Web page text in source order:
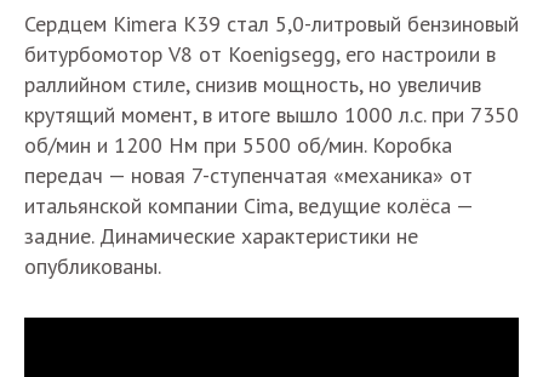
Сердцем Kimera K39 стал 5,0-литровый бензиновый
битурбомотор V8 от Koenigsegg, его настроили в
раллийном стиле, снизив мощность, но увеличив
крутящий момент, в итоге вышло 1000 л.с. при 7350
об/мин и 1200 Нм при 5500 об/мин. Коробка
передач — новая 7-ступенчатая «механика» от
итальянской компании Cima, ведущие колёса —
задние. Динамические характеристики не
опубликованы.